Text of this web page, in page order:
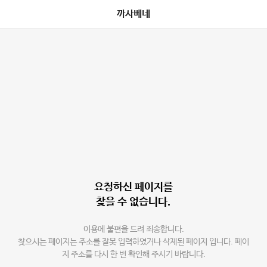
까사베네
요청하신 페이지를
찾을 수 없습니다.
이용에 불편을 드려 죄송합니다.
찾으시는 페이지는 주소를 잘못 입력하였거나 삭제된 페이지 입니다. 페이
지 주소를 다시 한 번 확인해 주시기 바랍니다.